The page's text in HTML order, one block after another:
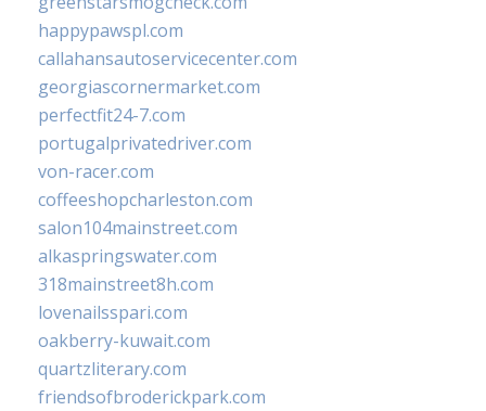
happypawspl.com
callahansautoservicecenter.com
georgiascornermarket.com
perfectfit24-7.com
portugalprivatedriver.com
von-racer.com
coffeeshopcharleston.com
salon104mainstreet.com
alkaspringswater.com
318mainstreet8h.com
lovenailsspari.com
oakberry-kuwait.com
quartzliterary.com
friendsofbroderickpark.com